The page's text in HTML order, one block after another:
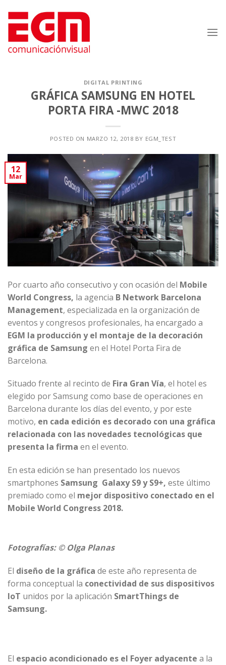
contenido
DIGITAL PRINTING
GRÁFICA SAMSUNG EN HOTEL
PORTA FIRA -MWC 2018
POSTED ON MARZO 12, 2018 BY EGM_TEST
12
Mar
Por cuarto año consecutivo y con ocasión del Mobile
World Congress, la agencia B Network Barcelona
Management, especializada en la organización de
eventos y congresos profesionales, ha encargado a
EGM la producción y el montaje de la decoración
gráfica de Samsung en el Hotel Porta Fira de
Barcelona.
Situado frente al recinto de Fira Gran Vía, el hotel es
elegido por Samsung como base de operaciones en
Barcelona durante los días del evento, y por este
motivo, en cada edición es decorado con una gráfica
relacionada con las novedades tecnológicas que
presenta la firma en el evento.
En esta edición se han presentado los nuevos
smartphones Samsung Galaxy S9 y S9+, este último
premiado como el mejor dispositivo conectado en el
Mobile World Congress 2018.
Fotografías: © Olga Planas
El diseño de la gráfica de este año representa de
forma conceptual la conectividad de sus dispositivos
IoT unidos por la aplicación SmartThings de
Samsung.
El espacio acondicionado es el Foyer adyacente a la